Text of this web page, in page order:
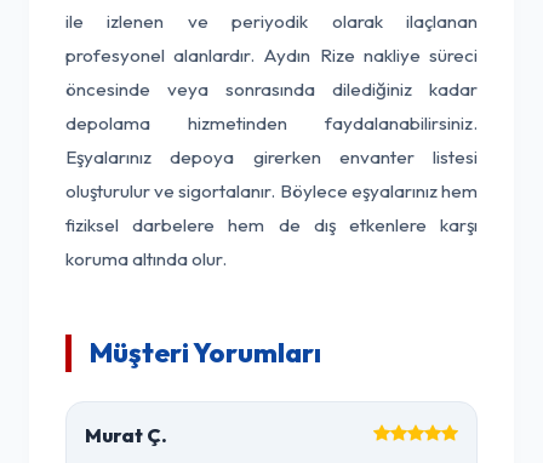
ile izlenen ve periyodik olarak ilaçlanan
profesyonel alanlardır. Aydın Rize nakliye süreci
öncesinde veya sonrasında dilediğiniz kadar
depolama hizmetinden faydalanabilirsiniz.
Eşyalarınız depoya girerken envanter listesi
oluşturulur ve sigortalanır. Böylece eşyalarınız hem
fiziksel darbelere hem de dış etkenlere karşı
koruma altında olur.
Müşteri Yorumları
Murat Ç.